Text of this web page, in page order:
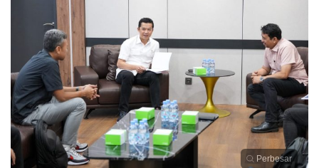
Perbesar